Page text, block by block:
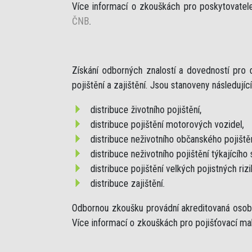
Více informací o zkouškách pro
ČNB.
Získání odborných znalostí a dovedností
pojištění a zajištění. Jsou stanoveny
distribuce životního pojištění,
distribuce pojištění motorových vozidel,
distribuce neživotního občanského
distribuce neživotního pojištění týkajícího
distribuce pojištění velkých pojistných
distribuce zajištění.
Odbornou zkoušku provádní akreditovaná
Více informací o zkouškách pro pojišťovací